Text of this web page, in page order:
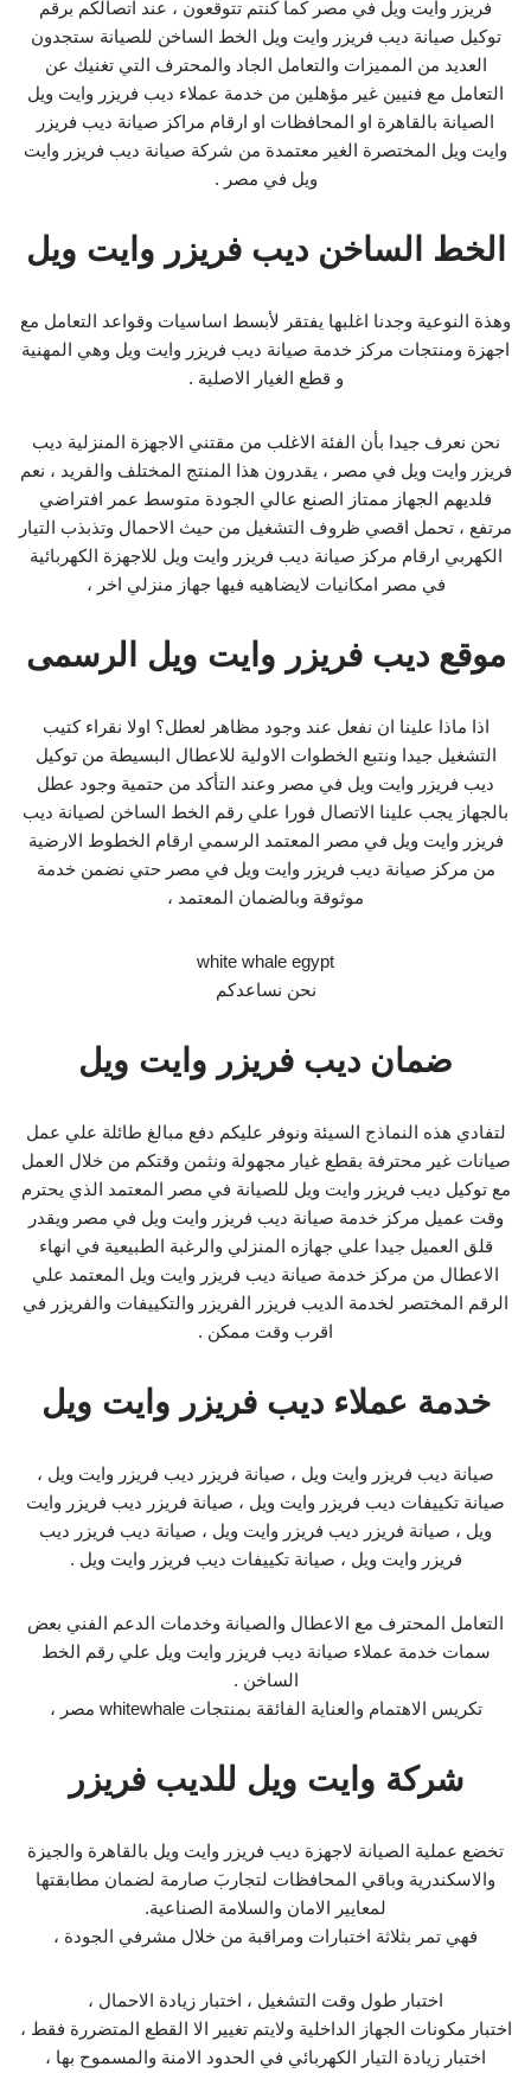
فريزر وايت ويل في مصر كما كنتم تتوقعون ، عند اتصالكم برقم
توكيل صيانة ديب فريزر وايت ويل الخط الساخن للصيانة ستجدون
العديد من المميزات والتعامل الجاد والمحترف التي تغنيك عن
التعامل مع فنيين غير مؤهلين من خدمة عملاء ديب فريزر وايت ويل
الصيانة بالقاهرة او المحافظات او ارقام مراكز صيانة ديب فريزر
وايت ويل المختصرة الغير معتمدة من شركة صيانة ديب فريزر وايت
ويل في مصر .
الخط الساخن ديب فريزر وايت ويل
وهذة النوعية وجدنا اغلبها يفتقر لأبسط اساسيات وقواعد التعامل مع
اجهزة ومنتجات مركز خدمة صيانة ديب فريزر وايت ويل وهي المهنية
و قطع الغيار الاصلية .
نحن نعرف جيدا بأن الفئة الاغلب من مقتني الاجهزة المنزلية ديب
فريزر وايت ويل في مصر ، يقدرون هذا المنتج المختلف والفريد ، نعم
فلديهم الجهاز ممتاز الصنع عالي الجودة متوسط عمر افتراضي
مرتفع ، تحمل اقصي ظروف التشغيل من حيث الاحمال وتذبذب التيار
الكهربي ارقام مركز صيانة ديب فريزر وايت ويل للاجهزة الكهربائية
في مصر امكانيات لايضاهيه فيها جهاز منزلي اخر ،
موقع ديب فريزر وايت ويل الرسمى
اذا ماذا علينا ان نفعل عند وجود مظاهر لعطل؟ اولا نقراء كتيب
التشغيل جيدا ونتبع الخطوات الاولية للاعطال البسيطة من توكيل
ديب فريزر وايت ويل في مصر وعند التأكد من حتمية وجود عطل
بالجهاز يجب علينا الاتصال فورا علي رقم الخط الساخن لصيانة ديب
فريزر وايت ويل في مصر المعتمد الرسمي ارقام الخطوط الارضية
من مركز صيانة ديب فريزر وايت ويل في مصر حتي نضمن خدمة
موثوقة وبالضمان المعتمد ،
white whale egypt
نحن نساعدكم
ضمان ديب فريزر وايت ويل
لتفادي هذه النماذج السيئة ونوفر عليكم دفع مبالغ طائلة علي عمل
صيانات غير محترفة بقطع غيار مجهولة ونثمن وقتكم من خلال العمل
مع توكيل ديب فريزر وايت ويل للصيانة في مصر المعتمد الذي يحترم
وقت عميل مركز خدمة صيانة ديب فريزر وايت ويل في مصر ويقدر
قلق العميل جيدا علي جهازه المنزلي والرغبة الطبيعية في انهاء
الاعطال من مركز خدمة صيانة ديب فريزر وايت ويل المعتمد علي
الرقم المختصر لخدمة الديب فريزر الفريزر والتكييفات والفريزر في
اقرب وقت ممكن .
خدمة عملاء ديب فريزر وايت ويل
صيانة ديب فريزر وايت ويل ، صيانة فريزر ديب فريزر وايت ويل ،
صيانة تكييفات ديب فريزر وايت ويل ، صيانة فريزر ديب فريزر وايت
ويل ، صيانة فريزر ديب فريزر وايت ويل ، صيانة ديب فريزر ديب
فريزر وايت ويل ، صيانة تكييفات ديب فريزر وايت ويل .
التعامل المحترف مع الاعطال والصيانة وخدمات الدعم الفني بعض
سمات خدمة عملاء صيانة ديب فريزر وايت ويل علي رقم الخط
الساخن .
تكريس الاهتمام والعناية الفائقة بمنتجات whitewhale مصر ،
شركة وايت ويل للديب فريزر
تخضع عملية الصيانة لاجهزة ديب فريزر وايت ويل بالقاهرة والجيزة
والاسكندرية وباقي المحافظات لتجاربَ صارمة لضمان مطابقتها
لمعايير الامان والسلامة الصناعية.
فهي تمر بثلاثة اختبارات ومراقبة من خلال مشرفي الجودة ،
اختبار طول وقت التشغيل ، اختبار زيادة الاحمال ،
اختبار مكونات الجهاز الداخلية ولايتم تغيير الا القطع المتضررة فقط ،
اختبار زيادة التيار الكهربائي في الحدود الامنة والمسموح بها ،